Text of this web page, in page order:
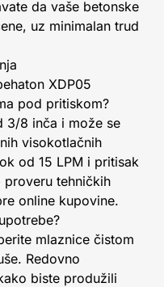
da vaše betonske
uz minimalan trud
XDP05
pod pritiskom?
3/8 inča i može se
visokotlačnih
od 15 LPM i pritisak
tehničkih
online kupovine.
mlaznice čistom
Redovno
biste produžili